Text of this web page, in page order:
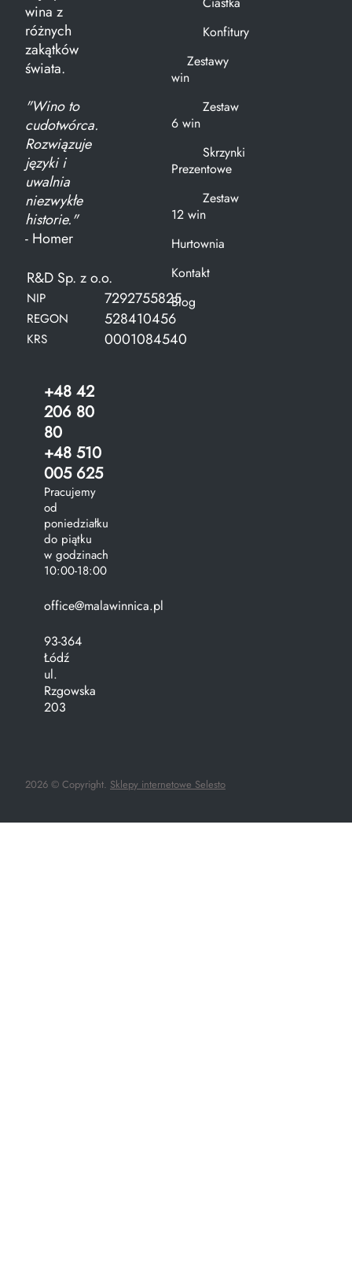
wina z
różnych
zakątków
świata.
"Wino to
cudotwórca.
Rozwiązuje
języki i
uwalnia
niezwykłe
historie."
- Homer
R&D Sp. z o.o.
NIP 7292755825
REGON 528410456
KRS 0001084540
+48 42
206 80
80
+48 510
005 625
Pracujemy
od
poniedziałku
do piątku
w godzinach
10:00-18:00
office@malawinnica.pl
93-364
Łódź
ul.
Rzgowska
203
Konfitury
Zestawy
win
Zestaw
6 win
Skrzynki
Prezentowe
Zestaw
12 win
Hurtownia
Kontakt
Blog
2026 © Copyright. Sklepy internetowe Selesto